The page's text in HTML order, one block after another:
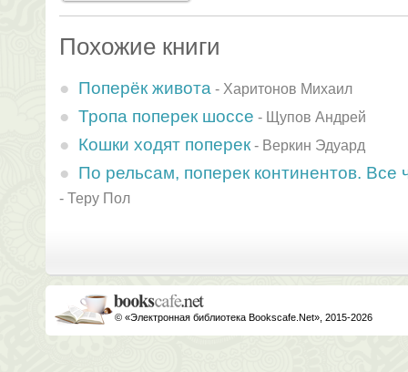
Похожие книги
Поперёк живота - Харитонов Михаил
Тропа поперек шоссе - Щупов Андрей
Кошки ходят поперек - Веркин Эдуард
По рельсам, поперек континентов. Все
- Теру Пол
© «Электронная библиотека Bookscafe.Net», 2015-2026